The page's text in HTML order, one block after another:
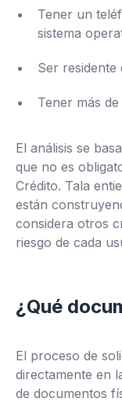
Tener un
sistema
Ser residente
Tener más
El análisis se
que no es
Crédito. Tala
están
considera otros
riesgo de cada
¿Qué
El proceso de
directamente en
de documentos